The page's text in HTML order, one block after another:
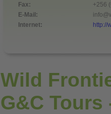
Fax:
+256
E-Mail:
Internet:
http://
Wild
G&C